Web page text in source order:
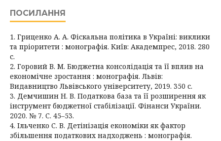
ПОСИЛАННЯ
1. Гриценко А. А. Фіскальна політика в Україні: виклики
та пріоритети : монографія. Київ: Академпрес, 2018. 280
с.
2. Горовий В. М. Бюджетна консолідація та її вплив на
економічне зростання : монографія. Львів:
Видавництво Львівського університету, 2019. 350 с.
3. Демчишин Н. В. Податкова база та її розширення як
інструмент бюджетної стабілізації. Фінанси України.
2020. № 7. С. 45–53.
4. Ільченко С. В. Детінізація економіки як фактор
збільшення податкових надходжень : монографія.